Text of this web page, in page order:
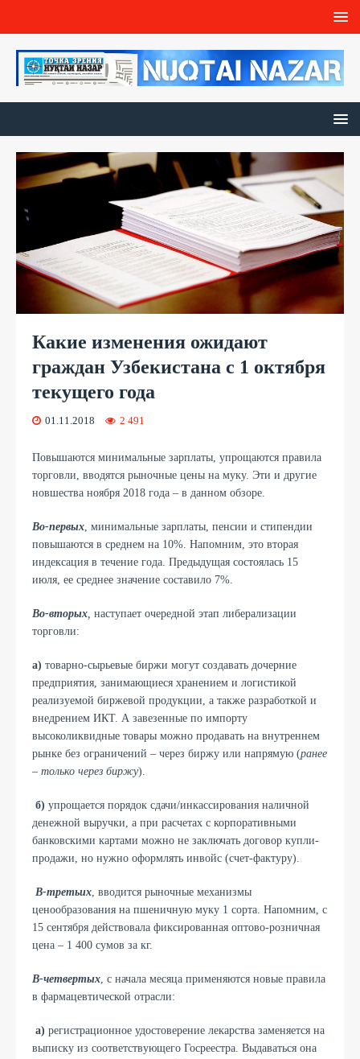
Какие изменения ожидают
граждан Узбекистана с 1 октября
текущего года
01.11.2018 2 491
Повышаются минимальные зарплаты, упрощаются правила
торговли, вводятся рыночные цены на муку. Эти и другие
новшества ноября 2018 года – в данном обзоре.
Во-первых, минимальные зарплаты, пенсии и стипендии
повышаются в среднем на 10%. Напомним, это вторая
индексация в течение года. Предыдущая состоялась 15
июля, ее среднее значение составило 7%.
Во-вторых, наступает очередной этап либерализации
торговли:
а) товарно-сырьевые биржи могут создавать дочерние
предприятия, занимающиеся хранением и логистикой
реализуемой биржевой продукции, а также разработкой и
внедрением ИКТ. А завезенные по импорту
высоколиквидные товары можно продавать на внутреннем
рынке без ограничений – через биржу или напрямую (ранее
– только через биржу).
б) упрощается порядок сдачи/инкассирования наличной
денежной выручки, а при расчетах с корпоративными
банковскими картами можно не заключать договор купли-
продажи, но нужно оформлять инвойс (счет-фактуру).
В-третьих, вводится рыночные механизмы
ценообразования на пшеничную муку 1 сорта. Напомним, с
15 сентября действовала фиксированная оптово-розничная
цена – 1 400 сумов за кг.
В-четвертых, с начала месяца применяются новые правила
в фармацевтической отрасли:
а) регистрационное удостоверение лекарства заменяется на
выписку из соответствующего Госреестра. Выдаваться она